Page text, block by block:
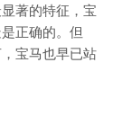
著的特征，宝
正确的。但
宝马也早已站